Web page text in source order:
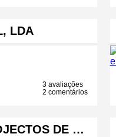
LDA
3 avaliações
2 comentários
DE …